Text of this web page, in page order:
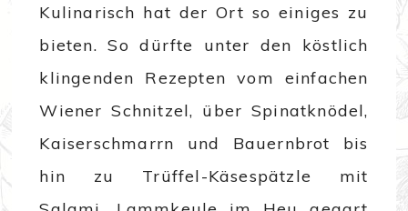
Kulinarisch hat der Ort so einiges zu
bieten. So dürfte unter den köstlich
klingenden Rezepten vom einfachen
Wiener Schnitzel, über Spinatknödel,
Kaiserschmarrn und Bauernbrot bis
hin zu Trüffel-Käsespätzle mit